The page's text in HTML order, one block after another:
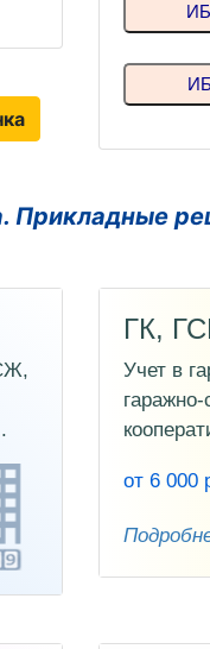
Прикладные
ГК,
Учет в
от 6 000